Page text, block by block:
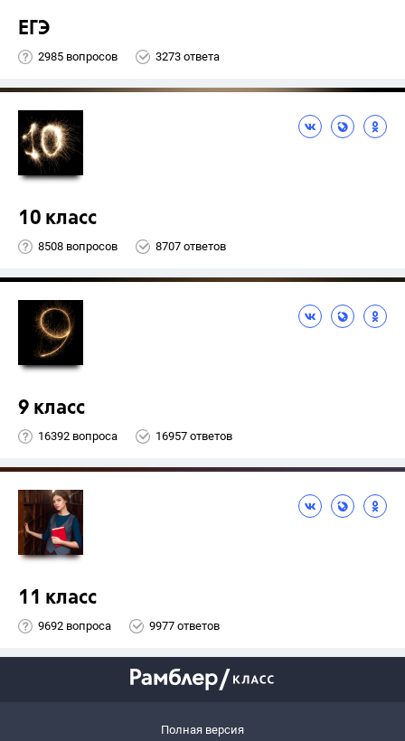
ЕГЭ
2985 вопросов 3273 ответа
10 класс
8508 вопросов 8707 ответов
9 класс
16392 вопроса 16957 ответов
11 класс
9692 вопроса 9977 ответов
Полная версия